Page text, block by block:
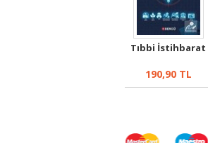
Tıbbi İstihbarat
190,90TL